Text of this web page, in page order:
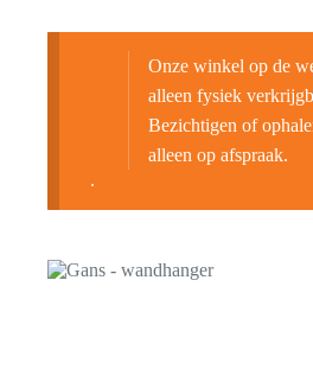
Onze winkel op de
alleen fysiek
Bezichtigen of
alleen op afspraak.
.